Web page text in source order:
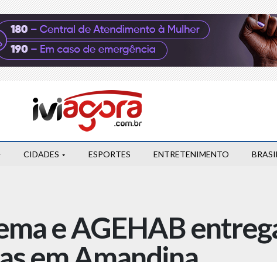
CIDADES ESPORTES ENTRETENIMENTO
e AGEHAB